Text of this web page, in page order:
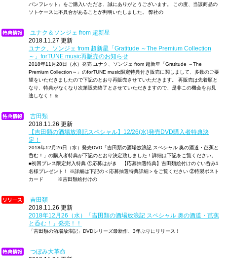
パンフレット』をご購入いただき、誠にありがとうございます。 この度、当該商品の
ソトケースに不具合があることが判明いたしました。 弊社の
ユナク＆ソンジェ from 超新星
2018.11.27 更新
ユナク、ソンジェ from 超新星「Gratitude ～The Premium Collection
～」forTUNE music再販売のお知らせ
2018年11月28日（水）発売 ユナク、ソンジェ from 超新星「Gratitude ～The
Premium Collection～」のforTUNE music限定特典付き販売に関しまして、多数のご要
望をいただきましたので下記のとおり再販売させていただきます。 再販売は先着順と
なり、特典がなくなり次第販売終了とさせていただきますので、是非この機会をお見
逃しなく！ &
吉田類
2018.11.26 更新
【吉田類の酒場放浪記スペシャル】12/26(水)発売DVD購入者特典決
定！
2018年12月26日（水）発売DVD「吉田類の酒場放浪記 スペシャル 奥の酒道・芭蕉と
呑む！」の購入者特典が下記のとおり決定致しました！詳細は下記をご覧ください。
■初回プレス限定封入特典 ①応募はがき 【応募抽選特典】吉田類絵付けのぐい呑み1
名様プレゼント！ ※詳細は下記の＜応募抽選特典詳細＞をご覧ください ②特製ポスト
カード ※吉田類絵付けの
吉田類
2018.11.26 更新
2018年12月26（水）「吉田類の酒場放浪記 スペシャル 奥の酒道・芭蕉
と呑む！」発売！！
「吉田類の酒場放浪記」DVDシリーズ最新作、3年ぶりにリリース！
つぼみ大革命